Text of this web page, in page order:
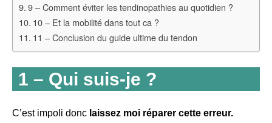
9 – Comment éviter les tendinopathies au quotidien ?
10 – Et la mobilité dans tout ca ?
11 – Conclusion du guide ultime du tendon
1 – Qui suis-je ?
C’est impoli donc laissez moi réparer cette erreur.